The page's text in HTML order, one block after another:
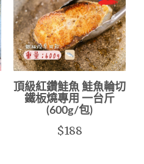
頂級紅鑽鮭魚 鮭魚輪切
鐵板燒專用 一台斤
(600g/包)
$188